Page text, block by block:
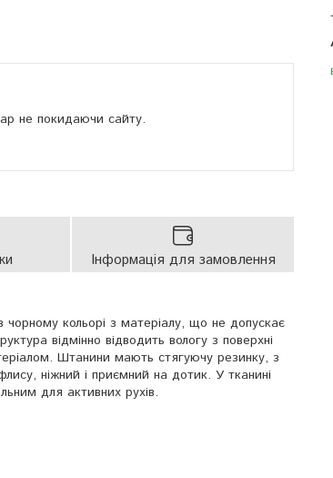
не покидаючи сайту.
Інформація для замовлення
кольорі з матеріалу, що не допускає
відмінно відводить вологу з поверхні
Штанини мають стягуючу резинку, з
ніжний і приємний на дотик. У тканині
для активних рухів.